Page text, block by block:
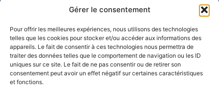
Gérer le consentement
Pour offrir les meilleures expériences, nous utilisons des technologies
telles que les cookies pour stocker et/ou accéder aux informations des
appareils. Le fait de consentir à ces technologies nous permettra de
traiter des données telles que le comportement de navigation ou les ID
uniques sur ce site. Le fait de ne pas consentir ou de retirer son
consentement peut avoir un effet négatif sur certaines caractéristiques
et fonctions.
Le mardi, jeudi, vendredi et samedi : de 8h à
12h